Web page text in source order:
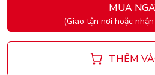
MUA
(Giao tận nơi hoặc
THÊM